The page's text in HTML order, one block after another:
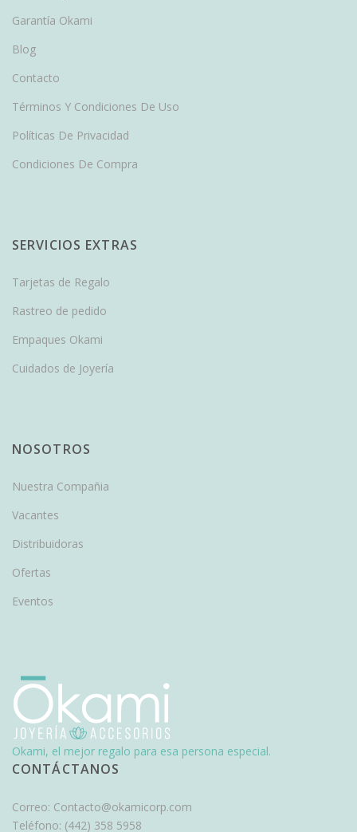
Garantía Okami
Blog
Contacto
Términos Y Condiciones De Uso
Políticas De Privacidad
Condiciones De Compra
SERVICIOS EXTRAS
Tarjetas de Regalo
Rastreo de pedido
Empaques Okami
Cuidados de Joyería
NOSOTROS
Nuestra Compañia
Vacantes
Distribuidoras
Ofertas
Eventos
Okami, el mejor regalo para esa persona especial.
CONTÁCTANOS
Correo: Contacto@okamicorp.com
Teléfono: (442) 358 5958